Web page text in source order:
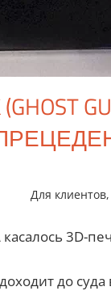
Для клиентов,
3D-
до